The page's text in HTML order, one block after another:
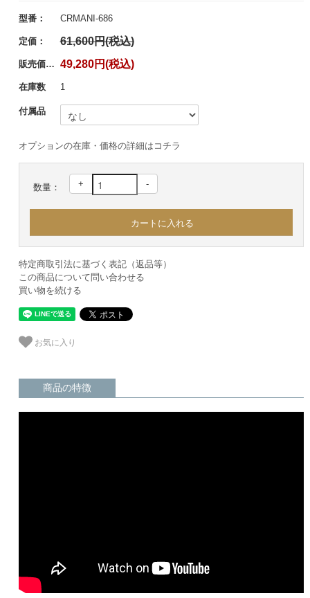
型番： CRMANI-686
定価： 61,600円(税込)
販売価格： 49,280円(税込)
在庫数 1
付属品
オプションの在庫・価格の詳細はコチラ
数量： + -
特定商取引法に基づく表記（返品等）
この商品について問い合わせる
買い物を続ける
お気に入り
商品の特徴